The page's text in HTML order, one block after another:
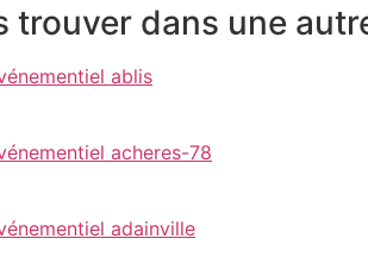
trouver dans une
ablis
acheres-78
adainville